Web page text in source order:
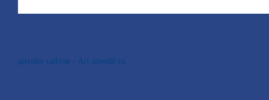
дизайн сайтов - Art.siteedit.ru